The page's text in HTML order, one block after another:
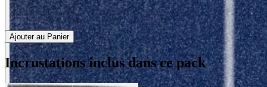
Ajouter au Panier
Incrustations inclus dans ce pack